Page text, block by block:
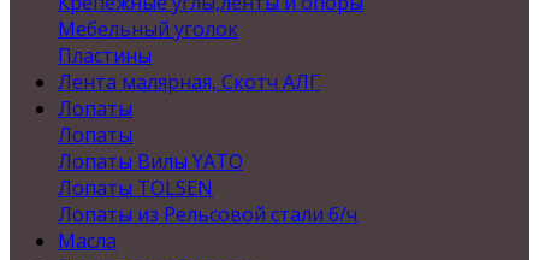
Мебельный уголок
Пластины
Лента малярная, Скотч АЛГ
Лопаты
Лопаты
Лопаты Вилы YATO
Лопаты TOLSEN
Лопаты из Рельсовой стали б/ч
Масла